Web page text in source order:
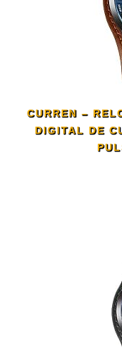
CURREN –
DIGITAL DE